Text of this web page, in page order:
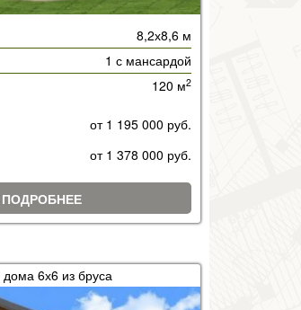
8,2х8,6 м
1 с мансардой
120 м2
от 1 195 000 руб.
от 1 378 000 руб.
ПОДРОБНЕЕ
6х6 из бруса